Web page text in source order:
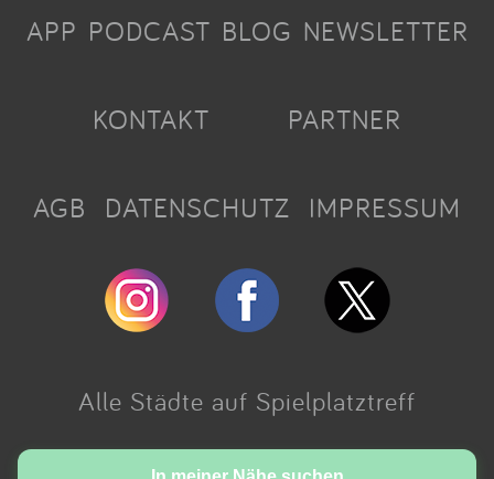
APP PODCAST BLOG NEWSLETTER
KONTAKT PARTNER
AGB DATENSCHUTZ IMPRESSUM
Alle Städte auf Spielplatztreff